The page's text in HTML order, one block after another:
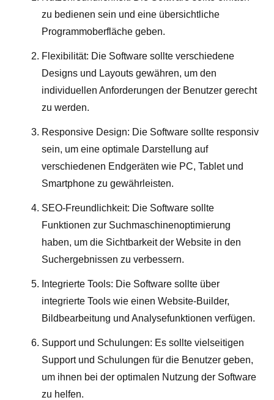
zu bedienen sein und eine übersichtliche
Programmoberfläche geben.
Flexibilität: Die Software sollte verschiedene
Designs und Layouts gewähren, um den
individuellen Anforderungen der Benutzer gerecht
zu werden.
Responsive Design: Die Software sollte responsiv
sein, um eine optimale Darstellung auf
verschiedenen Endgeräten wie PC, Tablet und
Smartphone zu gewährleisten.
SEO-Freundlichkeit: Die Software sollte
Funktionen zur Suchmaschinenoptimierung
haben, um die Sichtbarkeit der Website in den
Suchergebnissen zu verbessern.
Integrierte Tools: Die Software sollte über
integrierte Tools wie einen Website-Builder,
Bildbearbeitung und Analysefunktionen verfügen.
Support und Schulungen: Es sollte vielseitigen
Support und Schulungen für die Benutzer geben,
um ihnen bei der optimalen Nutzung der Software
zu helfen.